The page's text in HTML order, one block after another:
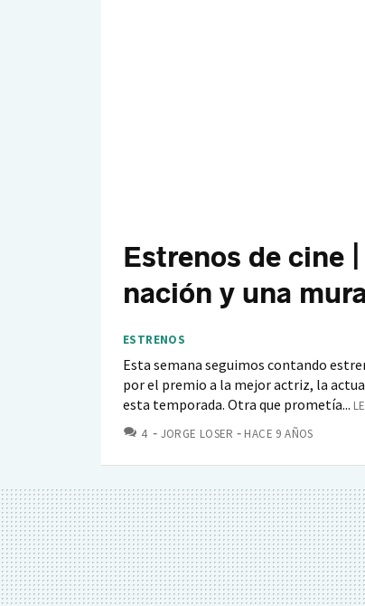
Estrenos de cine
nación y una
ESTRENOS
Esta semana seguimos contando
por el premio a la mejor actriz, la
esta temporada. Otra que prometía...
4 COMENTARIOS
JORGE LOSER HACE 9 AÑOS